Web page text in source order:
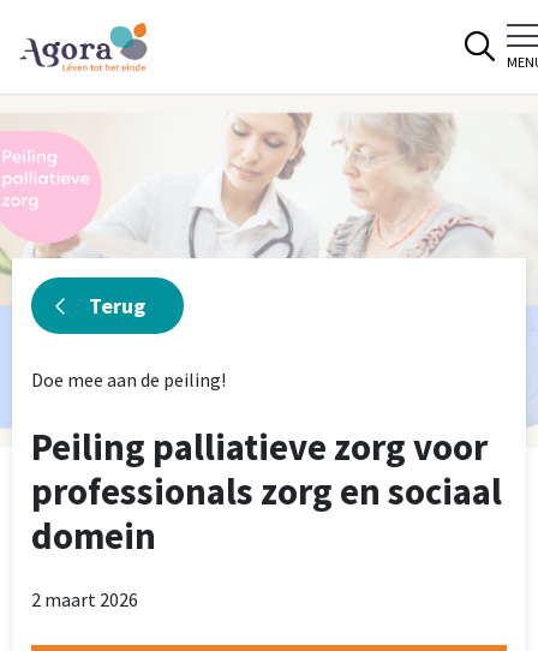
Terug
Doe mee aan de peiling!
Peiling palliatieve zorg voor
professionals zorg en sociaal
domein
2 maart 2026